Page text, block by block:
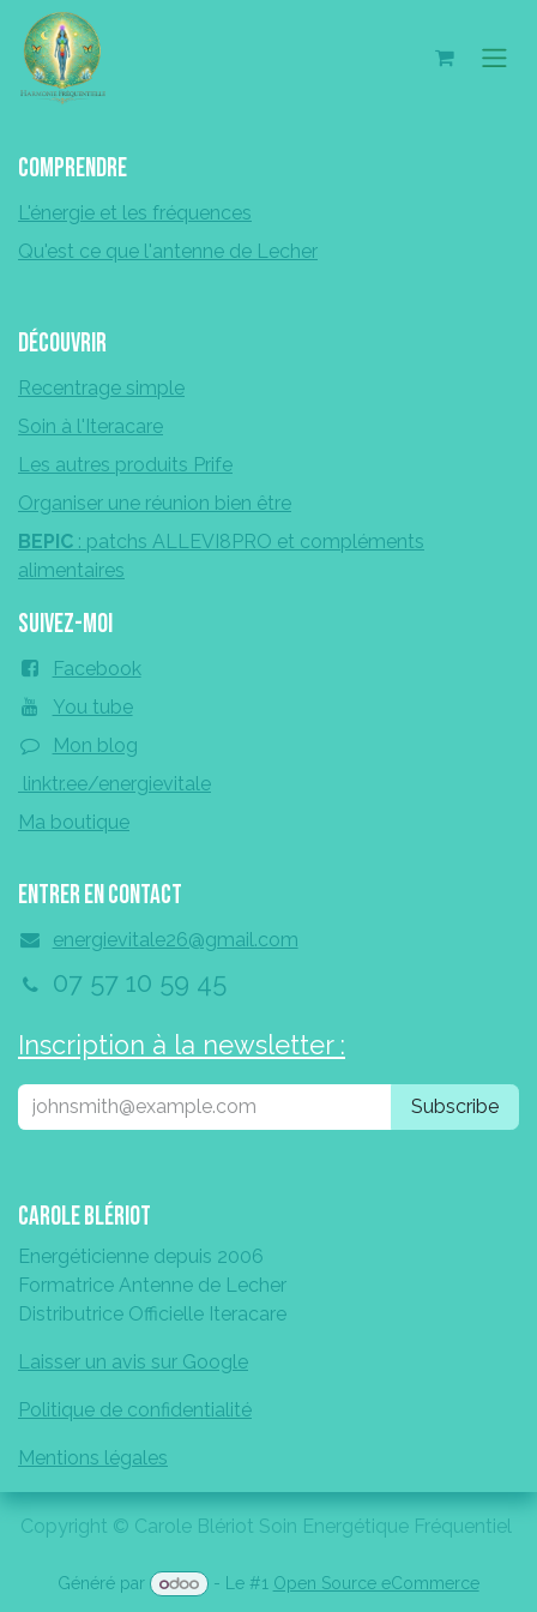
Se rendre au contenu
Comprendre
L'énergie et les fréquences
Qu'est ce que l'antenne de Lecher
découvrir
Recentrage simple
Soin à l'Iteracare
Les autres produits Prife
Organiser une réunion bien être
BEPIC : patchs ALLEVI8PRO et compléments
alimentaires
Suivez-moi
Facebook
You tube
Mon blog
linktr.ee/energievitale
Ma boutique
Entrer en contact
energievitale26@gmail.com
07 57 10 59 45
Inscription à la newsletter :
Subscribe
Carole Blériot
Energéticienne depuis 2006
Formatrice Antenne de Lecher
Distributrice Officielle Iteracare
Laisser un avis sur Google
Politique de confidentialité
Mentions légales
Copyright © Carole Blériot Soin Energétique Fréquentiel
Généré par - Le #1 Open Source eCommerce